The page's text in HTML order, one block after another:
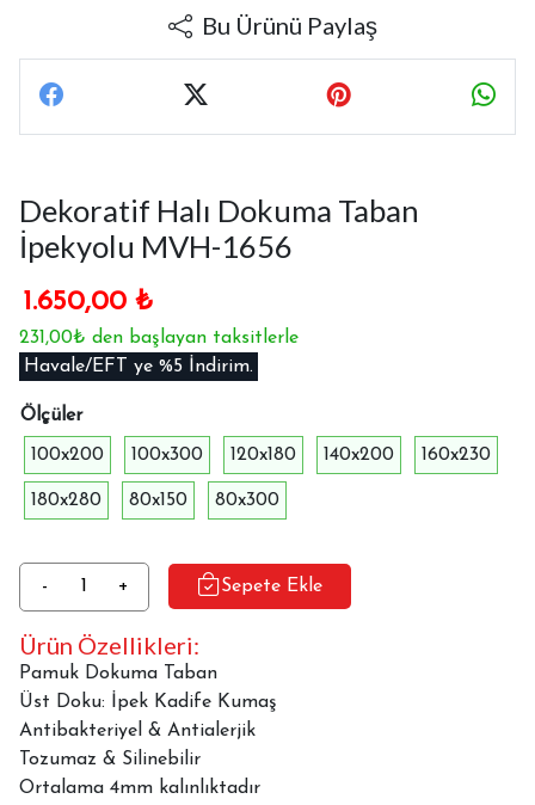
Bu Ürünü Paylaş
Dekoratif Halı Dokuma Taban
İpekyolu MVH-1656
1.650,00 ₺
231,00₺ den başlayan taksitlerle
Havale/EFT ye %5 İndirim.
Ölçüler
100x200 100x300 120x180 140x200 160x230
180x280 80x150 80x300
-
Dekoratif
Halı
Dokuma
Taban
İpekyolu
MVH-
1656
adet
+ Sepete Ekle
Ürün Özellikleri:
Pamuk Dokuma Taban
Üst Doku: İpek Kadife Kumaş
Antibakteriyel & Antialerjik
Tozumaz & Silinebilir
Ortalama 4mm kalınlıktadır